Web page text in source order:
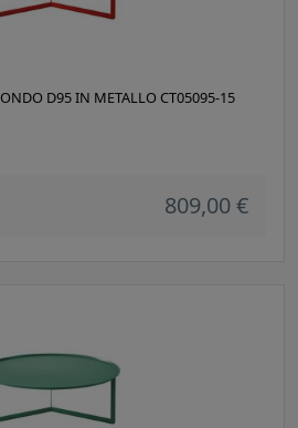
D95 IN METALLO CT05095-15
809,00 €